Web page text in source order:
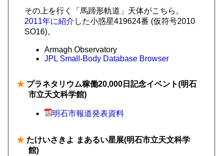
その上を行く「馬蹄形軌道」天体がこちら。
2011年に紹介 した小惑星419624番 (仮符号2010
SO16)。
Armagh Observatory
JPL Small-Body Database Browser
★ プラネタリウム稼働20,000日記念イベント(明石
市立天文科学館)
明石市報道発表資料
★ たけいさきよ まあるい星展(明石市立天文科学
館)